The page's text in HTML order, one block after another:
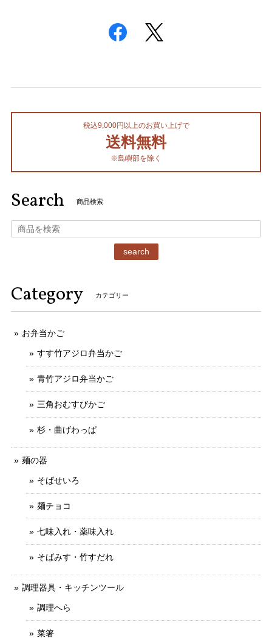
税込9,000円以上のお買い上げで
送料無料
※島嶼部を除く
Search 商品検索
search
Category カテゴリー
お弁当かご
すす竹アジロ弁当かご
青竹アジロ弁当かご
三角おむすびかご
杉・曲げわっぱ
麺の器
そばせいろ
麺チョコ
七味入れ・薬味入れ
そばみす・竹すだれ
調理器具・キッチンツール
調理へら
菜箸